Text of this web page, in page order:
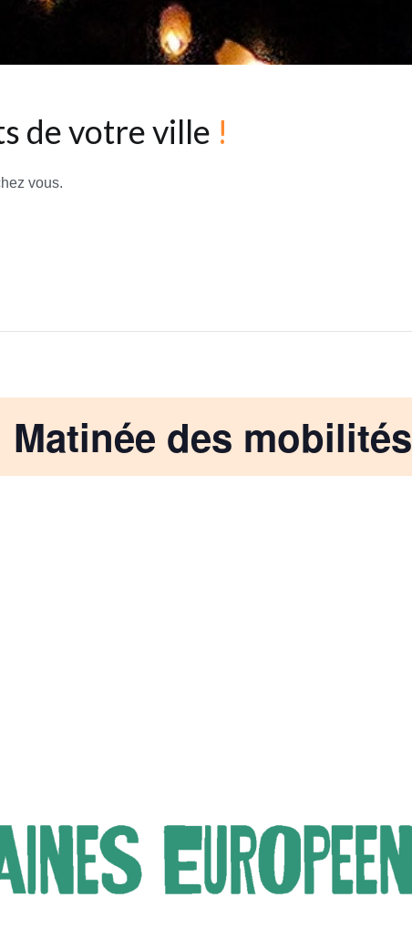
de votre ville !
vous.
Matinée des mobilités